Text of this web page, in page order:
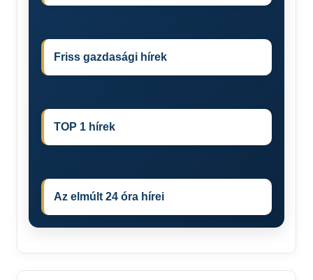
Friss gazdasági hírek
TOP 1 hírek
Az elmúlt 24 óra hírei